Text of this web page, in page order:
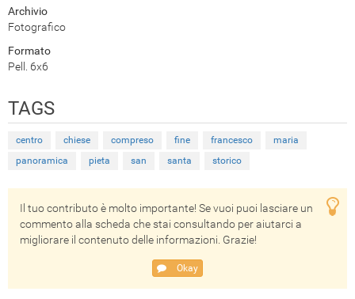
Archivio
Fotografico
Formato
Pell. 6x6
TAGS
centro chiese compreso fine francesco
maria
panoramica
pieta san santa storico
Il tuo contributo è molto importante! Se vuoi puoi lasciare un
commento alla scheda che stai consultando per aiutarci a
migliorare il contenuto delle informazioni. Grazie!
Okay